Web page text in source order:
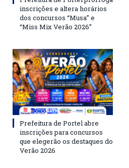
inscrições e altera horários
dos concursos “Musa” e
“Miss Mix Verão 2026”
Prefeitura de Portel abre
inscrições para concursos
que elegerão os destaques do
Verão 2026